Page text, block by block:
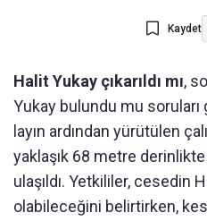
Kaydet
Halit Yukay çıkarıldı mı,
Yukay bulundu mu
layın ardından yürütülen
yaklaşık 68 metre
ulaşıldı. Yetkililer, cesedin
olabileceğini belirtirken,